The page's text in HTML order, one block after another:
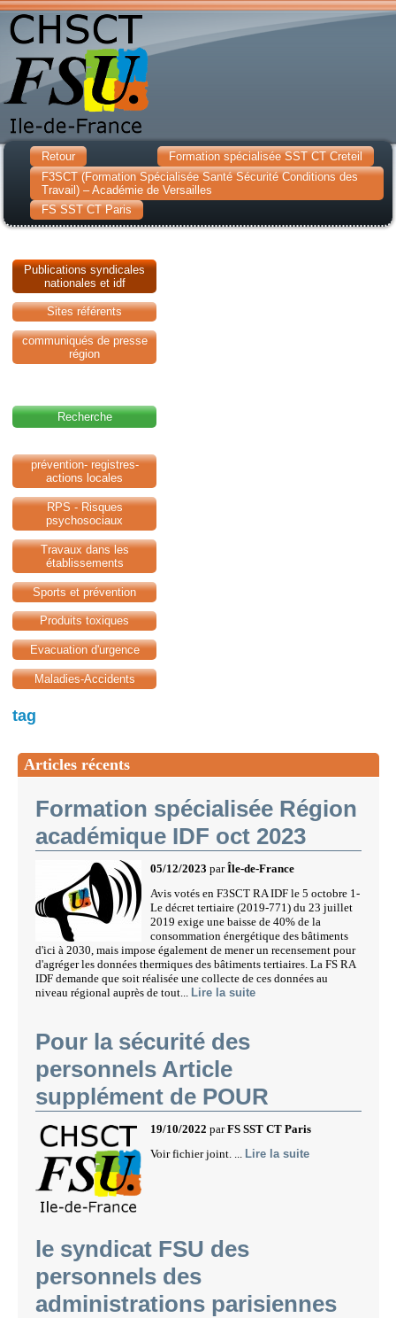
Retour
Formation spécialisée SST CT Creteil
F3SCT (Formation Spécialisée Santé Sécurité Conditions des
Travail) – Académie de Versailles
FS SST CT Paris
Publications syndicales
nationales et idf
Sites référents
communiqués de presse
région
Recherche
prévention- registres-
actions locales
RPS - Risques
psychosociaux
Travaux dans les
établissements
Sports et prévention
Produits toxiques
Evacuation d'urgence
Maladies-Accidents
tag
Articles récents
Formation spécialisée Région
académique IDF oct 2023
05/12/2023 parÎle-de-France
Avis votés en F3SCT RA IDF le 5 octobre 1-
Le décret tertiaire (2019-771) du 23 juillet
2019 exige une baisse de 40% de la
consommation énergétique des bâtiments
d'ici à 2030, mais impose également de mener un recensement pour
d'agréger les données thermiques des bâtiments tertiaires. La FS RA
IDF demande que soit réalisée une collecte de ces données au
niveau régional auprès de tout...
Lire la suite
Pour la sécurité des
personnels Article
supplément de POUR
19/10/2022 parFS SST CT Paris
Voir fichier joint. ...
Lire la suite
le syndicat FSU des
personnels des
administrations parisiennes